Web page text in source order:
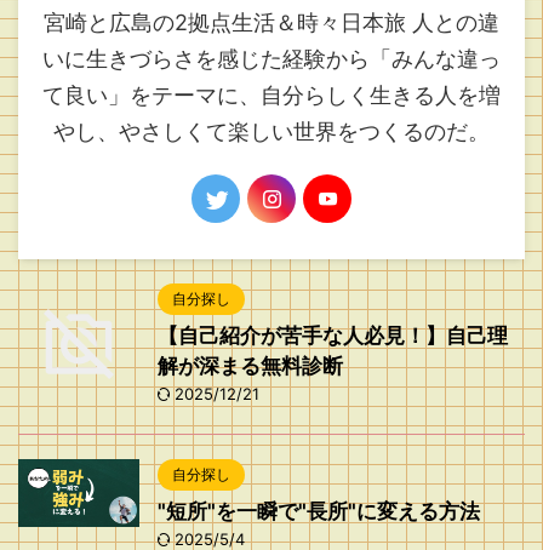
宮崎と広島の2拠点生活＆時々日本旅 人との違
いに生きづらさを感じた経験から「みんな違っ
て良い」をテーマに、自分らしく生きる人を増
やし、やさしくて楽しい世界をつくるのだ。
自分探し
【自己紹介が苦手な人必見！】自己理
解が深まる無料診断
2025/12/21
自分探し
"短所"を一瞬で"長所"に変える方法
2025/5/4